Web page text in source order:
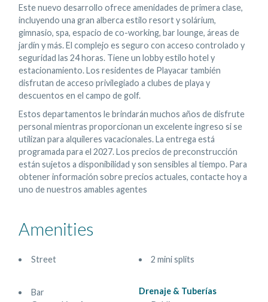
Este nuevo desarrollo ofrece amenidades de primera clase,
incluyendo una gran alberca estilo resort y solárium,
gimnasio, spa, espacio de co-working, bar lounge, áreas de
jardín y más. El complejo es seguro con acceso controlado y
seguridad las 24 horas. Tiene un lobby estilo hotel y
estacionamiento. Los residentes de Playacar también
disfrutan de acceso privilegiado a clubes de playa y
descuentos en el campo de golf.
Estos departamentos le brindarán muchos años de disfrute
personal mientras proporcionan un excelente ingreso si se
utilizan para alquileres vacacionales. La entrega está
programada para el 2027. Los precios de preconstrucción
están sujetos a disponibilidad y son sensibles al tiempo. Para
obtener información sobre precios actuales, contacte hoy a
uno de nuestros amables agentes
Amenities
Street 2 mini splits
Bar
Drenaje & Tuberías